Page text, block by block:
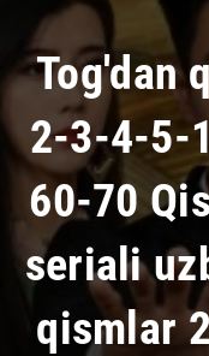
Tog'dan
2-3-4-5-
60-70
seriali
qismlar